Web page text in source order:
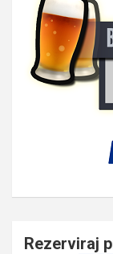
Rezerviraj